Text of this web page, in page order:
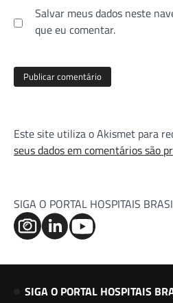
Salvar meus dados neste
que eu comentar.
Este site utiliza o Akismet para
seus dados em comentários são
SIGA O PORTAL HOSPITAIS
SIGA O PORTAL HOSPITAIS